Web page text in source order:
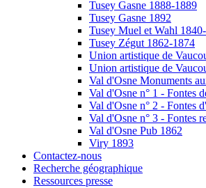
Tusey Gasne 1888-1889
Tusey Gasne 1892
Tusey Muel et Wahl
Tusey Zégut 1862-1874
Union artistique de
Union artistique de
Val d'Osne Monuments
Val d'Osne n° 1 - Fontes
Val d'Osne n° 2 - Fontes
Val d'Osne n° 3 - Fontes
Val d'Osne Pub 1862
Viry 1893
Contactez-nous
Recherche géographique
Ressources presse